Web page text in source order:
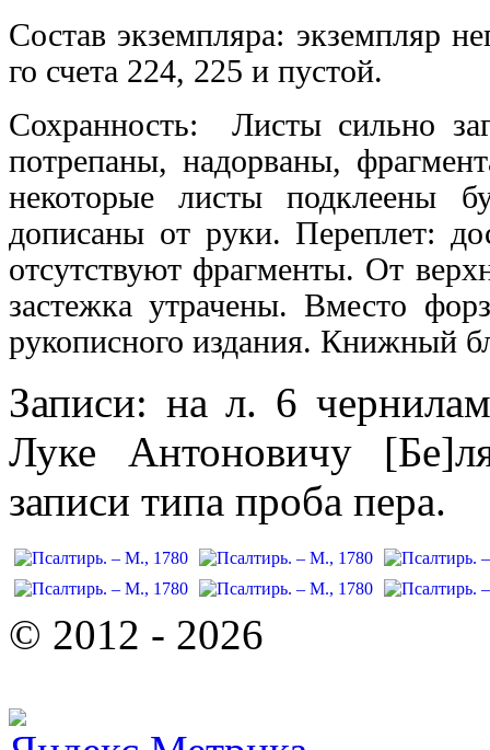
Состав экземпляра: экземпляр
го счета 224, 225 и пустой.
Сохранность: Листы сильно
потрепаны, надорваны,
некоторые листы подклеены
дописаны от руки. Переплет:
отсутствуют фрагменты. От
застежка утрачены. Вместо
рукописного издания. Книжный
Записи: на л. 6
Луке Антоновичу
записи типа проба пера.
© 2012 - 2026